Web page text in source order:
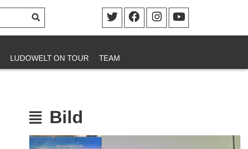
LUDOWELT ON TOUR TEAM
Bild